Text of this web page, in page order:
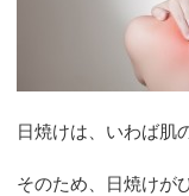
日焼けは、いわば肌
そのため、日焼けが